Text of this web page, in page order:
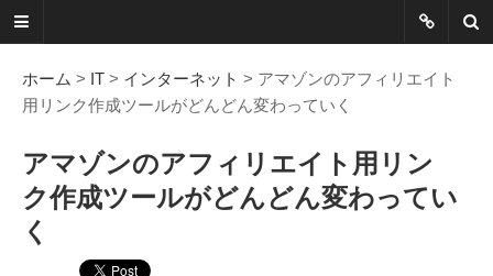
ネットに書か
れていないこ
Another Scape, Another
Viewpoint
0412
ホーム > IT > インターネット > アマゾンのアフィリエイト
用リンク作成ツールがどんどん変わっていく
アマゾンのアフィリエイト用リン
ク作成ツールがどんどん変わってい
く